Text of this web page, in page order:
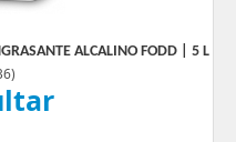
ALCALINO FODD | 5 L
)